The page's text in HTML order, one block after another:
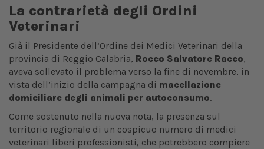
La contrarietà degli Ordini
Veterinari
Già il Presidente dell’Ordine dei Medici Veterinari della
provincia di Reggio Calabria, Rocco Salvatore Racco,
aveva sollevato il problema verso la fine di novembre, in
vista dell’inizio della campagna di macellazione
domiciliare degli animali per autoconsumo.
Come sostenuto nella nuova nota, la presenza sul
territorio regionale di un cospicuo numero di medici
veterinari liberi professionisti, che potrebbero compiere